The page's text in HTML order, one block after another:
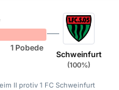
1 Pobede
Schweinfurt
(100%)
II protiv 1 FC Schweinfurt